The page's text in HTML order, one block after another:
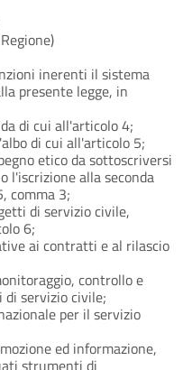
inerenti il sistema
presente legge, in
di cui all'articolo 4;
di cui all'articolo 5;
etico da sottoscriversi
l'iscrizione alla seconda
comma 3;
di servizio civile,
6;
ai contratti e al rilascio
controllo e
servizio civile;
per il servizio
ed informazione,
strumenti di